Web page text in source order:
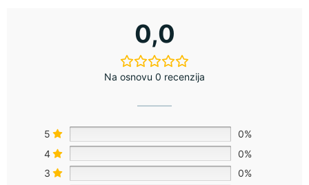
0,0
Na osnovu 0 recenzija
5
0%
4
0%
3
0%